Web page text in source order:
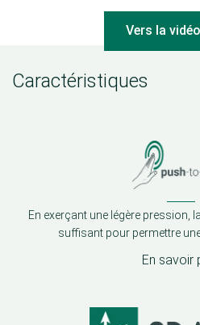
Vers la vidéo
Caractéristiques
En exerçant une légère pression,
suffisant pour permettre
En savoir